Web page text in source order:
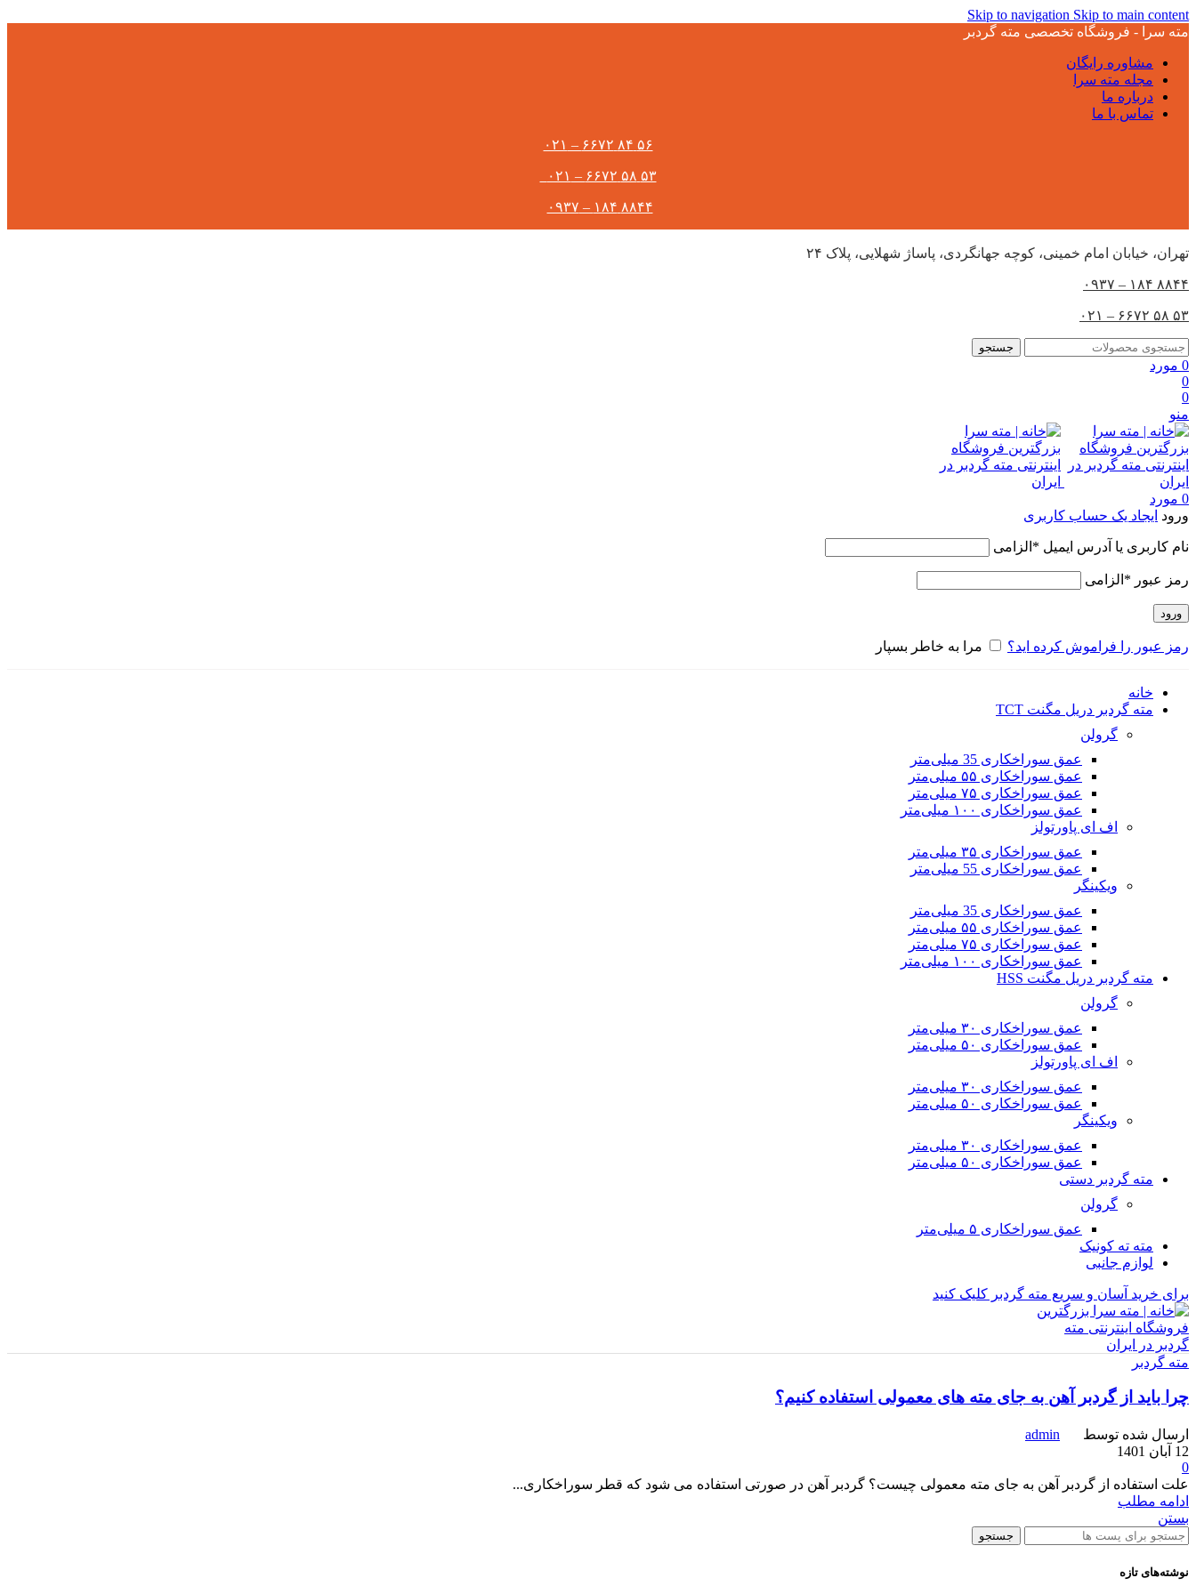
Skip to navigation Skip to main content
مته سرا - فروشگاه تخصصی مته گردبر
مشاوره رایگان
مجله مته سرا
درباره ما
تماس با ما
۵۶ ۸۴ ۶۶۷۲ – ۰۲۱
۵۳ ۵۸ ۶۶۷۲ – ۰۲۱
۸۸۴۴ ۱۸۴ – ۰۹۳۷
تهران،‌ خیابان امام خمینی، کوچه جهانگردی، پاساژ شهلایی، پلاک ۲۴
۸۸۴۴ ۱۸۴ – ۰۹۳۷
۵۳ ۵۸ ۶۶۷۲ – ۰۲۱
جستجو
0 مورد
0
0
منو
0 مورد
ورود ایجاد یک حساب کاربری
نام کاربری یا آدرس ایمیل * الزامی
رمز عبور * الزامی
ورود
رمز عبور را فراموش کرده اید؟ مرا به خاطر بسپار
خانه
مته گردبر دریل مگنت TCT
گرولن
عمق سوراخکاری 35 میلی‌متر
عمق سوراخکاری ۵۵ میلی‌متر
عمق سوراخکاری ۷۵ میلی‌متر
عمق سوراخکاری ۱۰۰ میلی‌متر
اف ای پاورتولز
عمق سوراخکاری ۳۵ میلی‌متر
عمق سوراخکاری 55 میلی‌متر
ویکینگر
عمق سوراخکاری 35 میلی‌متر
عمق سوراخکاری ۵۵ میلی‌متر
عمق سوراخکاری ۷۵ میلی‌متر
عمق سوراخکاری ۱۰۰ میلی‌متر
مته گردبر دریل مگنت HSS
گرولن
عمق سوراخکاری ۳۰ میلی‌متر
عمق سوراخکاری ۵۰ میلی‌متر
اف ای پاورتولز
عمق سوراخکاری ۳۰ میلی‌متر
عمق سوراخکاری ۵۰ میلی‌متر
ویکینگر
عمق سوراخکاری ۳۰ میلی‌متر
عمق سوراخکاری ۵۰ میلی‌متر
مته گردبر دستی
گرولن
عمق سوراخکاری ۵ میلی‌متر
مته ته کونیک
لوازم جانبی
برای خرید آسان و سریع مته گردبر کلیک کنید
مته گردبر
چرا باید از گردبر آهن به جای مته های معمولی استفاده کنیم؟
ارسال شده توسط
admin
12 آبان 1401
0
علت استفاده از گردبر آهن به جای مته معمولی چیست؟ گردبر آهن در صورتی استفاده می شود که قطر سوراخکاری...
ادامه مطلب
بستن
جستجو
نوشته‌های تازه